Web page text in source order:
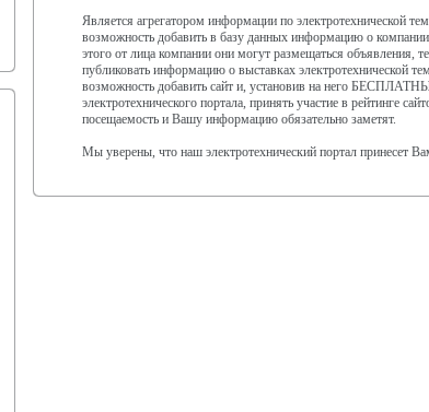
Является агрегатором информации по электротехнической
возможность добавить в базу данных информацию о
этого от лица компании они могут размещаться объявления,
публиковать информацию о выставках электротехнической
возможность добавить сайт и, установив на него
электротехнического портала, принять участие в рейтинге
посещаемость и Вашу информацию обязательно заметят.
Мы уверены, что наш электротехнический портал принесет